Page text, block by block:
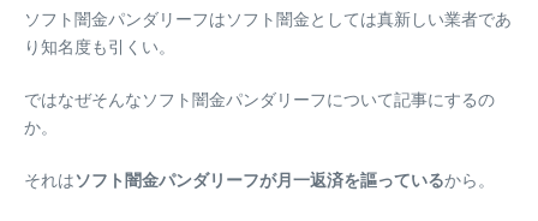
ソフト闇金パンダリーフはソフト闇金としては真新しい業者であ
り知名度も引くい。
ではなぜそんなソフト闇金パンダリーフについて記事にするの
か。
それはソフト闇金パンダリーフが月一返済を謳っているから。